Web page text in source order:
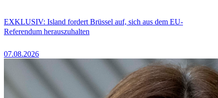
EXKLUSIV: Island fordert Brüssel auf, sich aus dem EU-
Referendum herauszuhalten
07.08.2026